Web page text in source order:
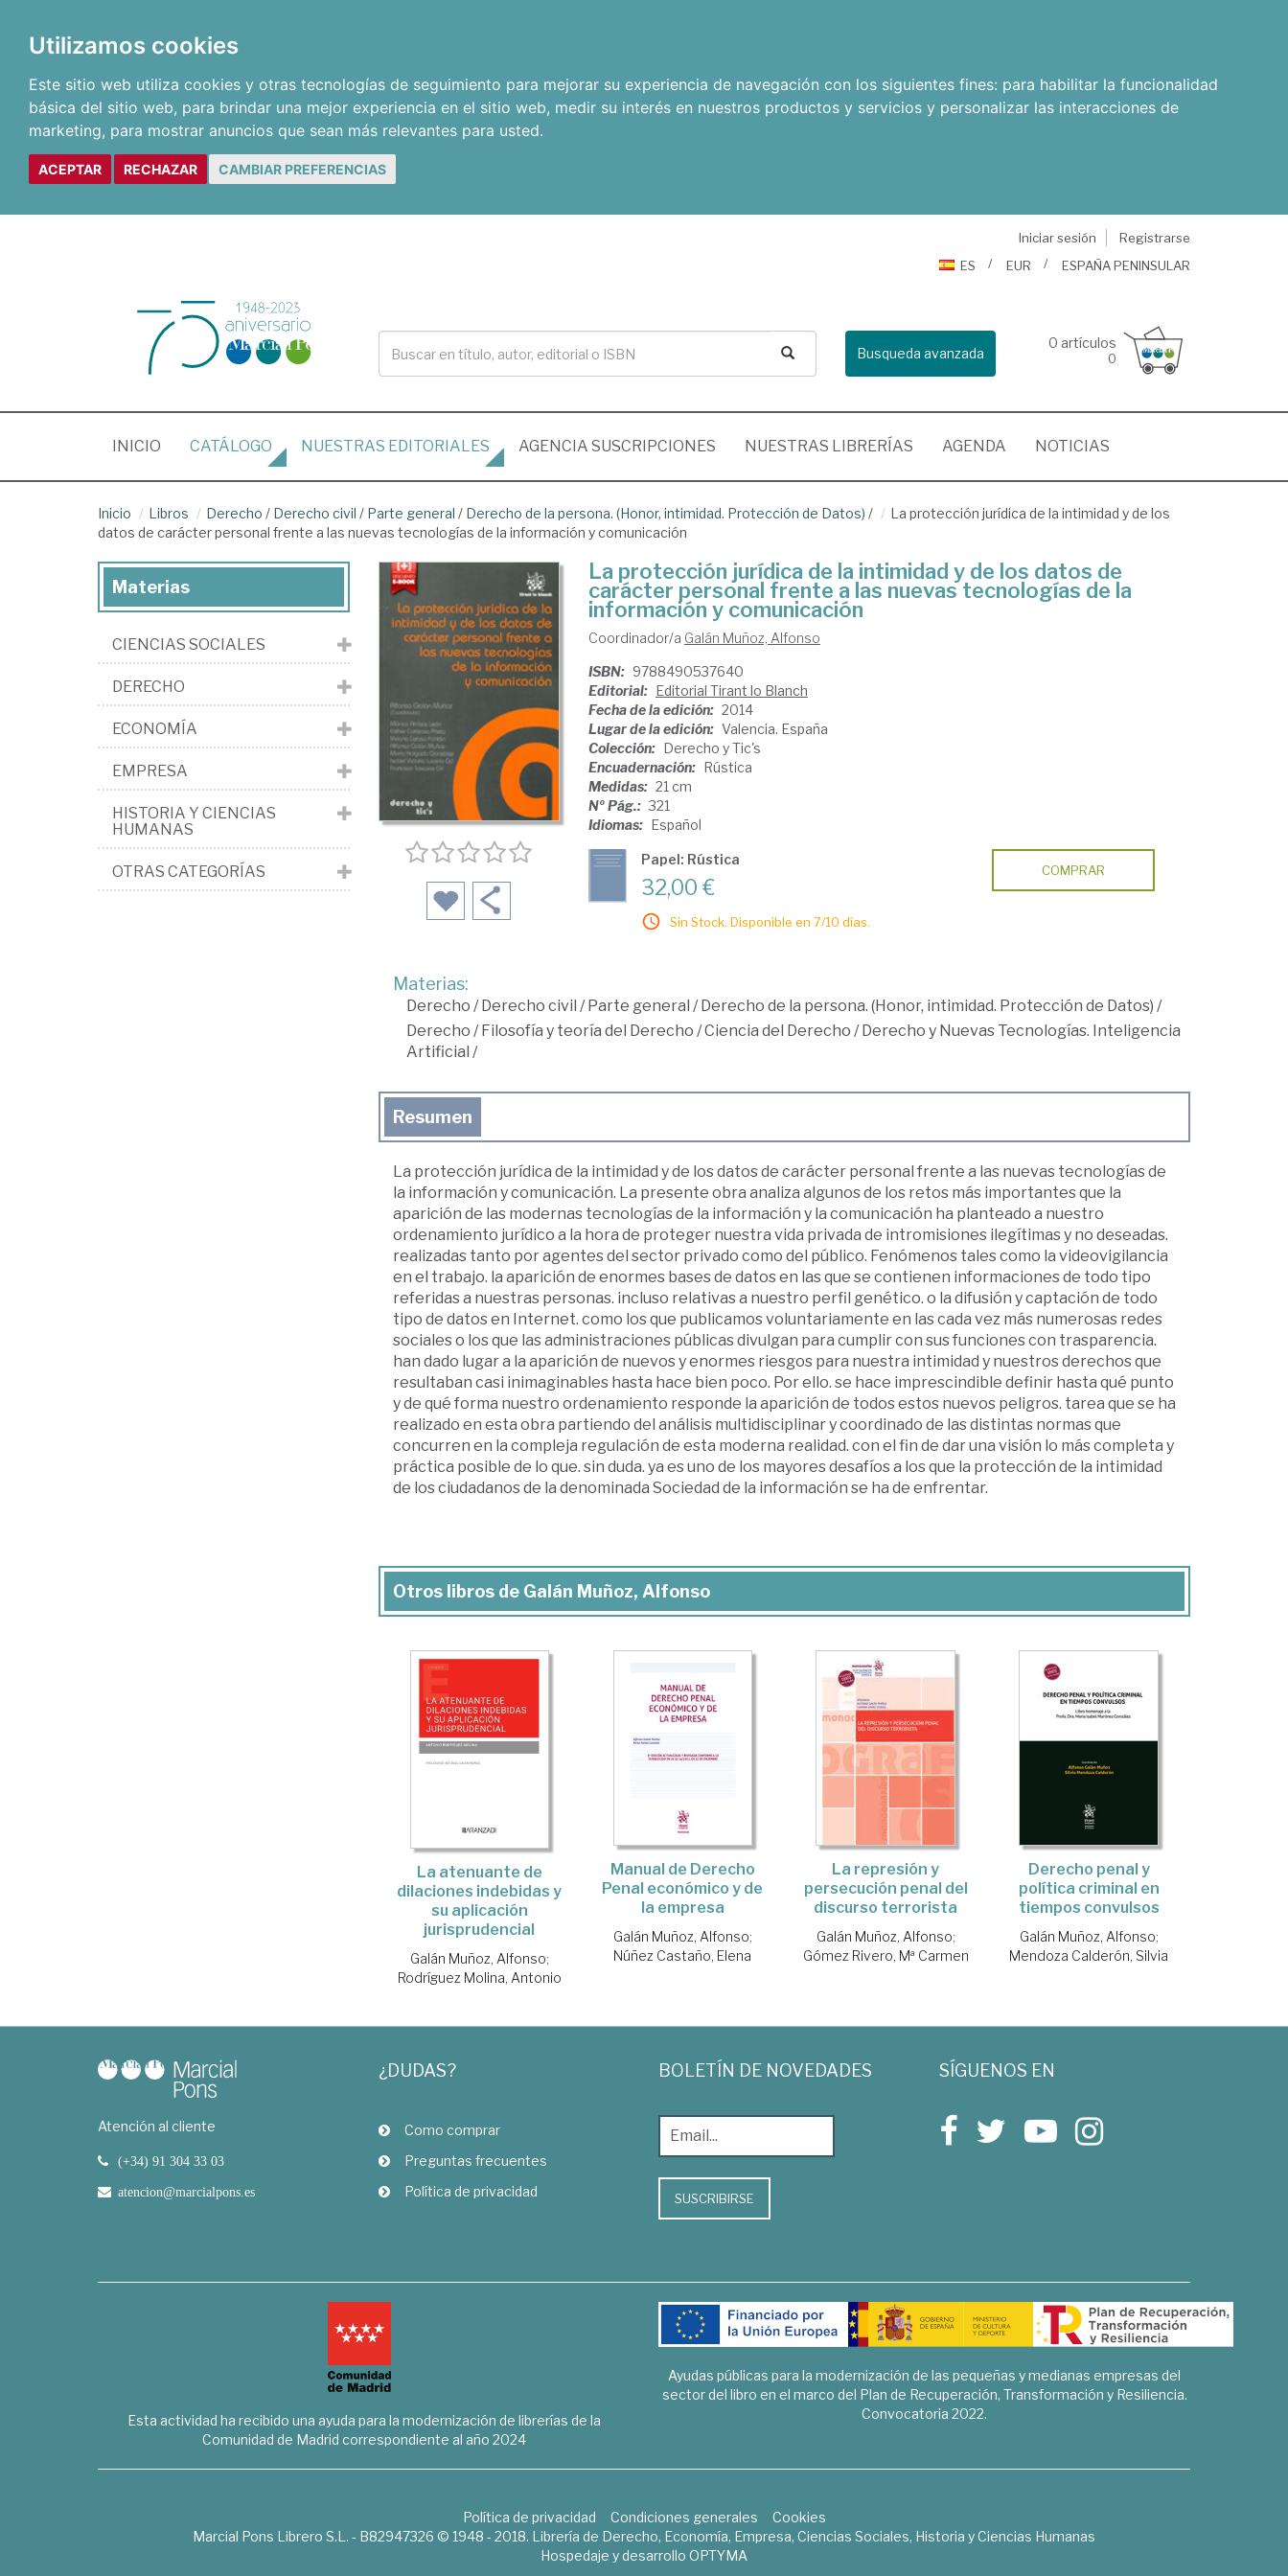
Utilizamos cookies
Este sitio web utiliza cookies y otras tecnologías de seguimiento para mejorar su experiencia de navegación con los siguientes fines: para habilitar la funcionalidad
básica del sitio web, para brindar una mejor experiencia en el sitio web, medir su interés en nuestros productos y servicios y personalizar las interacciones de
marketing, para mostrar anuncios que sean más relevantes para usted.
ACEPTAR RECHAZAR CAMBIAR PREFERENCIAS
Iniciar sesión
Registrarse
ES
EUR ESPAÑA PENINSULAR
Busqueda avanzada
0 artículos
0
INICIO (CURRENT)
CATÁLOGO NUESTRAS EDITORIALES AGENCIA SUSCRIPCIONES NUESTRAS LIBRERÍAS AGENDA NOTICIAS
Inicio Libros Derecho / Derecho civil / Parte general / Derecho de la persona. (Honor, intimidad. Protección de Datos) /
La protección jurídica de la intimidad y de los
datos de carácter personal frente a las nuevas tecnologías de la información y comunicación
La protección jurídica de la intimidad y de los datos de
carácter personal frente a las nuevas tecnologías de la
información y comunicación
Coordinador/a Galán Muñoz, Alfonso
ISBN: 9788490537640
Editorial: Editorial Tirant lo Blanch
Fecha de la edición: 2014
Lugar de la edición: Valencia. España
Colección: Derecho y Tic's
Encuadernación: Rústica
Medidas: 21 cm
Nº Pág.: 321
Idiomas: Español
Papel: Rústica
32,00 €
Sin Stock. Disponible en 7/10 días.
COMPRAR
Materias:
Derecho /Derecho civil /Parte general /Derecho de la persona. (Honor, intimidad. Protección de Datos) /
Derecho /Filosofía y teoría del Derecho /Ciencia del Derecho /Derecho y Nuevas Tecnologías. Inteligencia
Artificial /
Resumen
La protección jurídica de la intimidad y de los datos de carácter personal frente a las nuevas tecnologías de
la información y comunicación. La presente obra analiza algunos de los retos más importantes que la
aparición de las modernas tecnologías de la información y la comunicación ha planteado a nuestro
ordenamiento jurídico a la hora de proteger nuestra vida privada de intromisiones ilegítimas y no deseadas.
realizadas tanto por agentes del sector privado como del público. Fenómenos tales como la videovigilancia
en el trabajo. la aparición de enormes bases de datos en las que se contienen informaciones de todo tipo
referidas a nuestras personas. incluso relativas a nuestro perfil genético. o la difusión y captación de todo
tipo de datos en Internet. como los que publicamos voluntariamente en las cada vez más numerosas redes
sociales o los que las administraciones públicas divulgan para cumplir con sus funciones con trasparencia.
han dado lugar a la aparición de nuevos y enormes riesgos para nuestra intimidad y nuestros derechos que
resultaban casi inimaginables hasta hace bien poco. Por ello. se hace imprescindible definir hasta qué punto
y de qué forma nuestro ordenamiento responde la aparición de todos estos nuevos peligros. tarea que se ha
realizado en esta obra partiendo del análisis multidisciplinar y coordinado de las distintas normas que
concurren en la compleja regulación de esta moderna realidad. con el fin de dar una visión lo más completa y
práctica posible de lo que. sin duda. ya es uno de los mayores desafíos a los que la protección de la intimidad
de los ciudadanos de la denominada Sociedad de la información se ha de enfrentar.
Otros libros de Galán Muñoz, Alfonso
La atenuante de
dilaciones indebidas y
su aplicación
jurisprudencial
Galán Muñoz, Alfonso;
Rodríguez Molina, Antonio
Manual de Derecho
Penal económico y de
la empresa
Galán Muñoz, Alfonso;
Núñez Castaño, Elena
La represión y
persecución penal del
discurso terrorista
Galán Muñoz, Alfonso;
Gómez Rivero, Mª Carmen
Derecho penal y
política criminal en
tiempos convulsos
Galán Muñoz, Alfonso;
Mendoza Calderón, Silvia
Materias
CIENCIAS SOCIALES
DERECHO
ECONOMÍA
EMPRESA
HISTORIA Y CIENCIAS
HUMANAS
OTRAS CATEGORÍAS
Atención al cliente
(+34) 91 304 33 03
atencion@marcialpons.es
¿DUDAS?
Como comprar
Preguntas frecuentes
Política de privacidad
BOLETÍN DE NOVEDADES
SUSCRIBIRSE
SÍGUENOS EN
Esta actividad ha recibido una ayuda para la modernización de librerías de la
Comunidad de Madrid correspondiente al año 2024
Ayudas públicas para la modernización de las pequeñas y medianas empresas del
sector del libro en el marco del Plan de Recuperación, Transformación y Resiliencia.
Convocatoria 2022.
Política de privacidad Condiciones generales
Cookies
Marcial Pons Librero S.L. - B82947326 © 1948 - 2018. Librería de Derecho, Economía, Empresa, Ciencias Sociales, Historia y Ciencias Humanas
Hospedaje y desarrollo OPTYMA